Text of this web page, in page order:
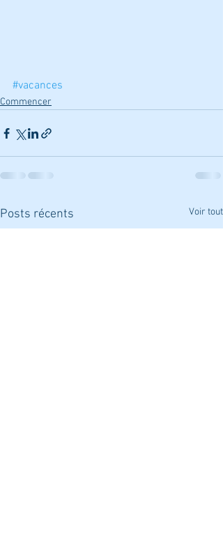
#vacances
Commencer
Posts récents Voir tout